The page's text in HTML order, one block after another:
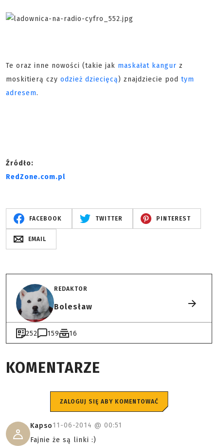
Te oraz inne nowości (takie jak maskałat kangur z
moskitierą czy odzież dziecięcą) znajdziecie pod tym
adresem.
Źródło:
RedZone.com.pl
FACEBOOK TWITTER PINTEREST
EMAIL
REDAKTOR
Bolesław
252 159 16
KOMENTARZE
ZALOGUJ SIĘ ABY KOMENTOWAĆ
Kapso11-06-2014 @ 00:51
Fajnie że są linki :)